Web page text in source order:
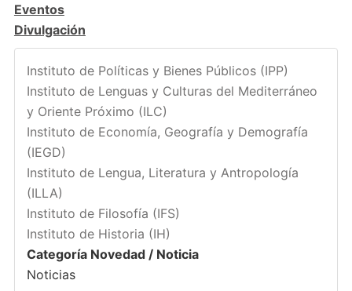
Eventos
Divulgación
Instituto de Políticas y Bienes Públicos (IPP)
Instituto de Lenguas y Culturas del Mediterráneo
y Oriente Próximo (ILC)
Instituto de Economía, Geografía y Demografía
(IEGD)
Instituto de Lengua, Literatura y Antropología
(ILLA)
Instituto de Filosofía (IFS)
Instituto de Historia (IH)
Categoría Novedad / Noticia
Noticias